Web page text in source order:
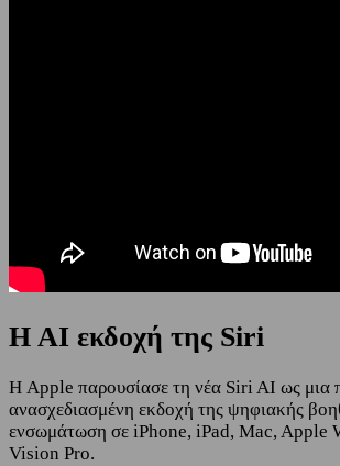
Η ΑΙ εκδοχή της Siri
Η Apple παρουσίασε τη νέα Siri AI ως μια
ανασχεδιασμένη εκδοχή της ψηφιακής
ενσωμάτωση σε iPhone, iPad, Mac, Apple
Vision Pro.